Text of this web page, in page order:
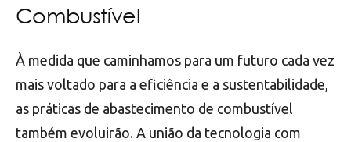
Combustível
À medida que caminhamos para um futuro cada vez
mais voltado para a eficiência e a sustentabilidade,
as práticas de abastecimento de combustível
também evoluirão. A união da tecnologia com